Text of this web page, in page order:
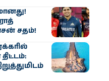
சதம்!